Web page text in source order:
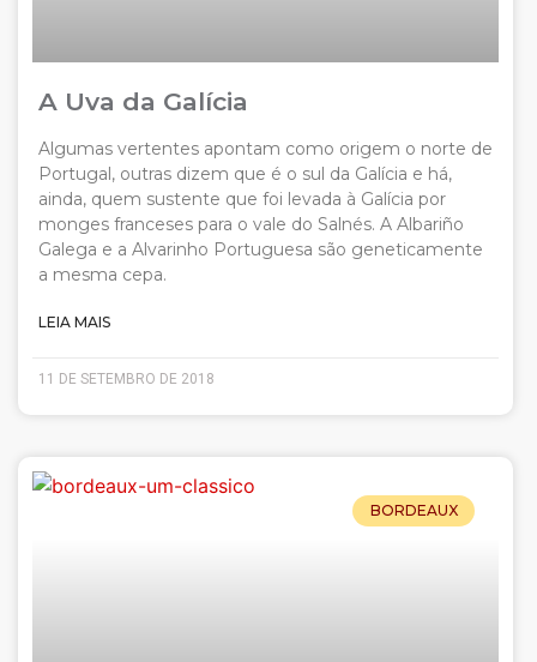
A Uva da Galícia
Algumas vertentes apontam como origem o norte de
Portugal, outras dizem que é o sul da Galícia e há,
ainda, quem sustente que foi levada à Galícia por
monges franceses para o vale do Salnés. A Albariño
Galega e a Alvarinho Portuguesa são geneticamente
a mesma cepa.
LEIA MAIS
11 DE SETEMBRO DE 2018
BORDEAUX